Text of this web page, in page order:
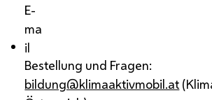
E-
ma
il
Bestellung und Fragen:
bildung@klimaaktivmobil.at